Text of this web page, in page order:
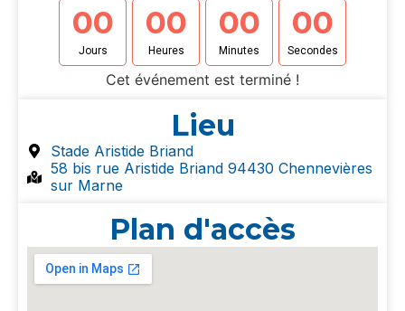
00
Jours
00
Heures
00
Minutes
00
Secondes
Cet événement est terminé !
Lieu
Stade Aristide Briand
58 bis rue Aristide Briand 94430 Chennevières
sur Marne
Plan d'accès